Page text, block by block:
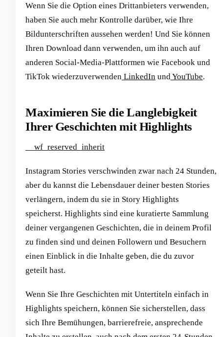
Wenn Sie die Option eines Drittanbieters verwenden,
haben Sie auch mehr Kontrolle darüber, wie Ihre
Bildunterschriften aussehen werden! Und Sie können
Ihren Download dann verwenden, um ihn auch auf
anderen Social-Media-Plattformen wie Facebook und
TikTok wiederzuverwenden LinkedIn und YouTube.
Maximieren Sie die Langlebigkeit
Ihrer Geschichten mit Highlights
__wf_reserved_inherit
Instagram Stories verschwinden zwar nach 24 Stunden,
aber du kannst die Lebensdauer deiner besten Stories
verlängern, indem du sie in Story Highlights
speicherst. Highlights sind eine kuratierte Sammlung
deiner vergangenen Geschichten, die in deinem Profil
zu finden sind und deinen Followern und Besuchern
einen Einblick in die Inhalte geben, die du zuvor
geteilt hast.
Wenn Sie Ihre Geschichten mit Untertiteln einfach in
Highlights speichern, können Sie sicherstellen, dass
sich Ihre Bemühungen, barrierefreie, ansprechende